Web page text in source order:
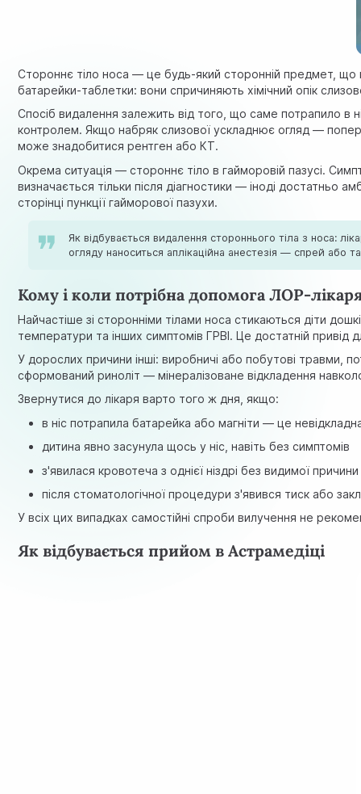
Стороннє тіло носа — це будь-який сторонній предмет, що
батарейки-таблетки: вони спричиняють хімічний опік
Спосіб видалення залежить від того, що саме потрапило в
контролем. Якщо набряк слизової ускладнює огляд —
може знадобитися рентген або КТ.
Окрема ситуація — стороннє тіло в гайморовій пазусі.
визначається тільки після діагностики — іноді
сторінці пункції гайморової пазухи.
Як відбувається видалення стороннього тіла з носа:
огляду наноситься аплікаційна анестезія — спрей
Кому і коли потрібна допомога ЛОР-
Найчастіше зі сторонніми тілами носа стикаються діти
температури та інших симптомів ГРВІ. Це достатній привід
У дорослих причини інші: виробничі або побутові травми,
сформований риноліт — мінералізоване відкладення
Звернутися до лікаря варто того ж дня, якщо:
в ніс потрапила батарейка або магніти — це
дитина явно засунула щось у ніс, навіть без симптомів
з'явилася кровотеча з однієї ніздрі без видимої причини
після стоматологічної процедури з'явився тиск або
У всіх цих випадках самостійні спроби вилучення не
Як відбувається прийом в Астрамедіці